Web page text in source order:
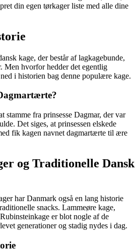
din egen tørkager liste med alle dine
kage, der består af lagkagebunde,
Men hvorfor hedder det egentlig
i historien bag denne populære kage.
stamme fra prinsesse Dagmar, der var
Det siges, at prinsessen elskede
fik kagen navnet dagmartærte til ære
og Traditionelle Dansk
har Danmark også en lang historie
snacks. Lammeøre kage,
er blot nogle af de
generationer og stadig nydes i dag.